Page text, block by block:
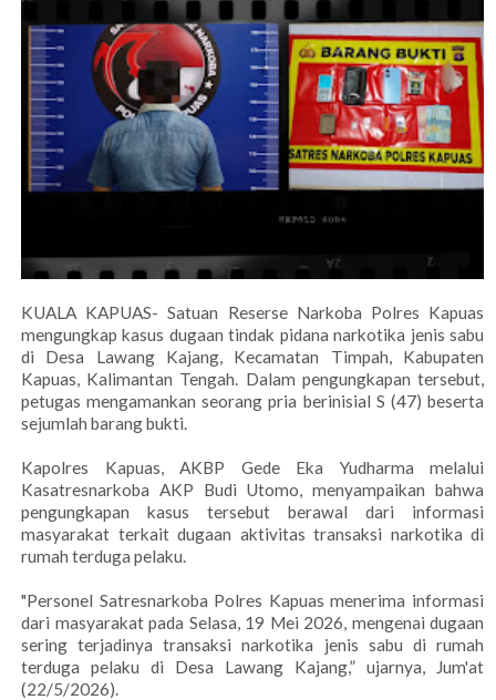
KUALA KAPUAS- Satuan Reserse Narkoba Polres Kapuas
mengungkap kasus dugaan tindak pidana narkotika jenis sabu
di Desa Lawang Kajang, Kecamatan Timpah, Kabupaten
Kapuas, Kalimantan Tengah. Dalam pengungkapan tersebut,
petugas mengamankan seorang pria berinisial S (47) beserta
sejumlah barang bukti.
Kapolres Kapuas, AKBP Gede Eka Yudharma melalui
Kasatresnarkoba AKP Budi Utomo, menyampaikan bahwa
pengungkapan kasus tersebut berawal dari informasi
masyarakat terkait dugaan aktivitas transaksi narkotika di
rumah terduga pelaku.
"Personel Satresnarkoba Polres Kapuas menerima informasi
dari masyarakat pada Selasa, 19 Mei 2026, mengenai dugaan
sering terjadinya transaksi narkotika jenis sabu di rumah
terduga pelaku di Desa Lawang Kajang,” ujarnya, Jum'at
(22/5/2026).